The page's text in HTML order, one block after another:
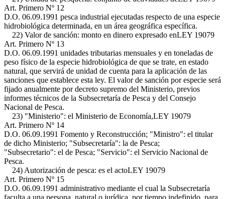
Art. Primero Nº 12
D.O. 06.09.1991 pesca industrial ejecutadas respecto de una especie
hidrobiológica determinada, en un área geográfica específica.
22) Valor de sanción: monto en dinero expresado enLEY 19079
Art. Primero Nº 13
D.O. 06.09.1991 unidades tributarias mensuales y en toneladas de
peso físico de la especie hidrobiológica de que se trate, en estado
natural, que servirá de unidad de cuenta para la aplicación de las
sanciones que establece esta ley. El valor de sanción por especie será
fijado anualmente por decreto supremo del Ministerio, previos
informes técnicos de la Subsecretaría de Pesca y del Consejo
Nacional de Pesca.
23) "Ministerio": el Ministerio de Economía,LEY 19079
Art. Primero Nº 14
D.O. 06.09.1991 Fomento y Reconstrucción; "Ministro": el titular
de dicho Ministerio; "Subsecretaría": la de Pesca;
"Subsecretario": el de Pesca; "Servicio": el Servicio Nacional de
Pesca.
24) Autorización de pesca: es el actoLEY 19079
Art. Primero Nº 15
D.O. 06.09.1991 administrativo mediante el cual la Subsecretaría
faculta a una persona, natural o jurídica, por tiempo indefinido, para